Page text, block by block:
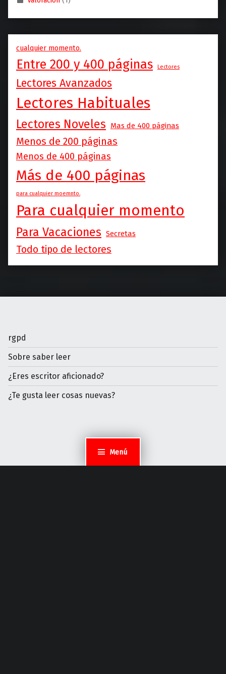
Menú
cualquier momento.
Entre 200 y 400 páginas Lectores
Lectores Avanzados
Lectores Habituales
Lectores Noveles Mas de 400 páginas
Menos de 200 páginas
Menos de 400 páginas
Más de 400 páginas
para cualquier moemnto.
Para cualquier momento
Para Vacaciones Secretas
Todo tipo de lectores
rgpd
Sobre saber leer
¿Eres escritor aficionado?
¿Te gusta leer cosas nuevas?